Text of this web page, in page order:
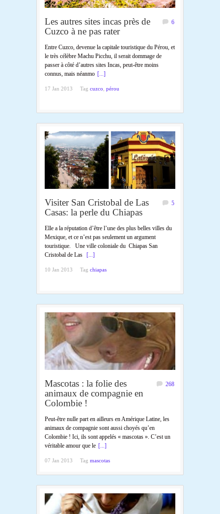
Les autres sites incas près de
Cuzco à ne pas rater
6
Entre Cuzco, devenue la capitale touristique du Pérou, et
le très célèbre Machu Picchu, il serait dommage de
passer à côté d’autres sites Incas, peut-être moins
connus, mais néanmo [...]
17 Jan 2013 Tag cuzco pérou
Visiter San Cristobal de Las
Casas: la perle du Chiapas
5
Elle a la réputation d’être l’une des plus belles villes du
Mexique, et ce n’est pas seulement un argument
touristique. Une ville coloniale du Chiapas San
Cristobal de Las [...]
10 Jan 2013 Tag chiapas
Mascotas : la folie des
animaux de compagnie en
Colombie !
268
Peut-être nulle part en ailleurs en Amérique Latine, les
animaux de compagnie sont aussi choyés qu’en
Colombie ! Ici, ils sont appelés « mascotas ». C’est un
véritable amour que le [...]
07 Jan 2013 Tag mascotas